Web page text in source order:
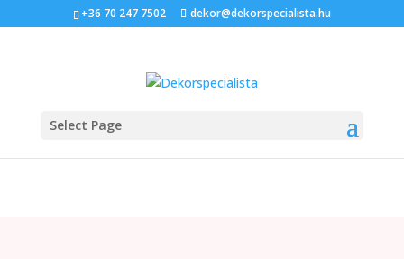
+36 70 247 7502 dekor@dekorspecialista.hu
Select Page